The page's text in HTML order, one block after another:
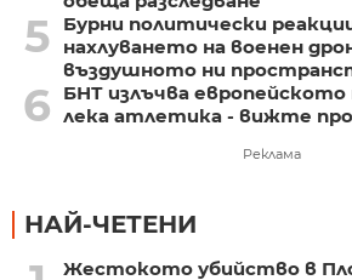
5
Бурни политически
нахлуването на военен
въздушното ни
6
БНТ излъчва
лека атлетика - вижте
Реклама
НАЙ-ЧЕТЕНИ
Жестокото убийство в